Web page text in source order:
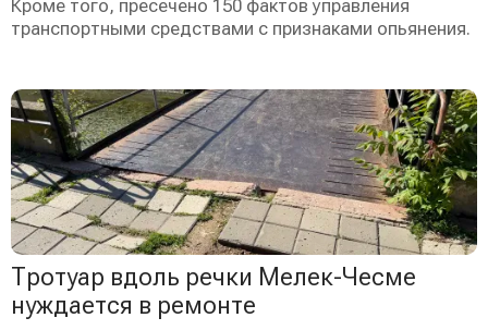
Кроме того, пресечено 150 фактов управления
транспортными средствами с признаками опьянения.
Тротуар вдоль речки Мелек-Чесме
нуждается в ремонте